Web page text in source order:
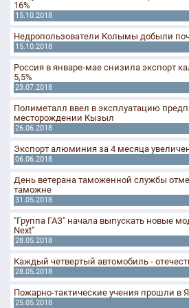
16%
15.10.2018
Недропользователи Колымы добыли
15.10.2018
Россия в январе-мае снизила экспорт
5,5%
23.07.2018
Полиметалл ввел в эксплуатацию
месторождении Кызыл
26.06.2018
Экспорт алюминия за 4 месяца
06.06.2018
День ветерана таможенной службы
таможне
31.05.2018
"Группа ГАЗ" начала выпускать новые
Next"
28.05.2018
Каждый четвертый автомобиль -
28.05.2018
Пожарно-тактические учения прошли в
25.05.2018